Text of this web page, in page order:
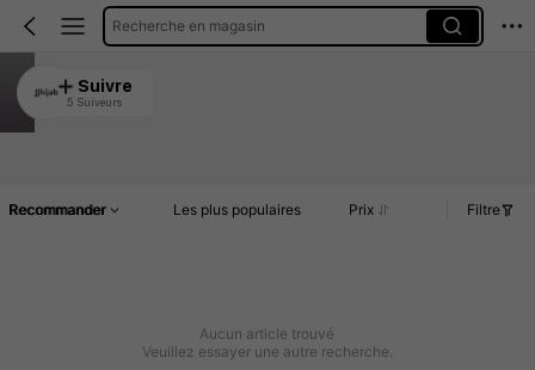
Recherche en magasin
JJhijab
4.93
Suivre
5 Suiveurs
Recommander Les plus populaires Prix Filtre
Aucun article trouvé
Veuillez essayer une autre recherche.